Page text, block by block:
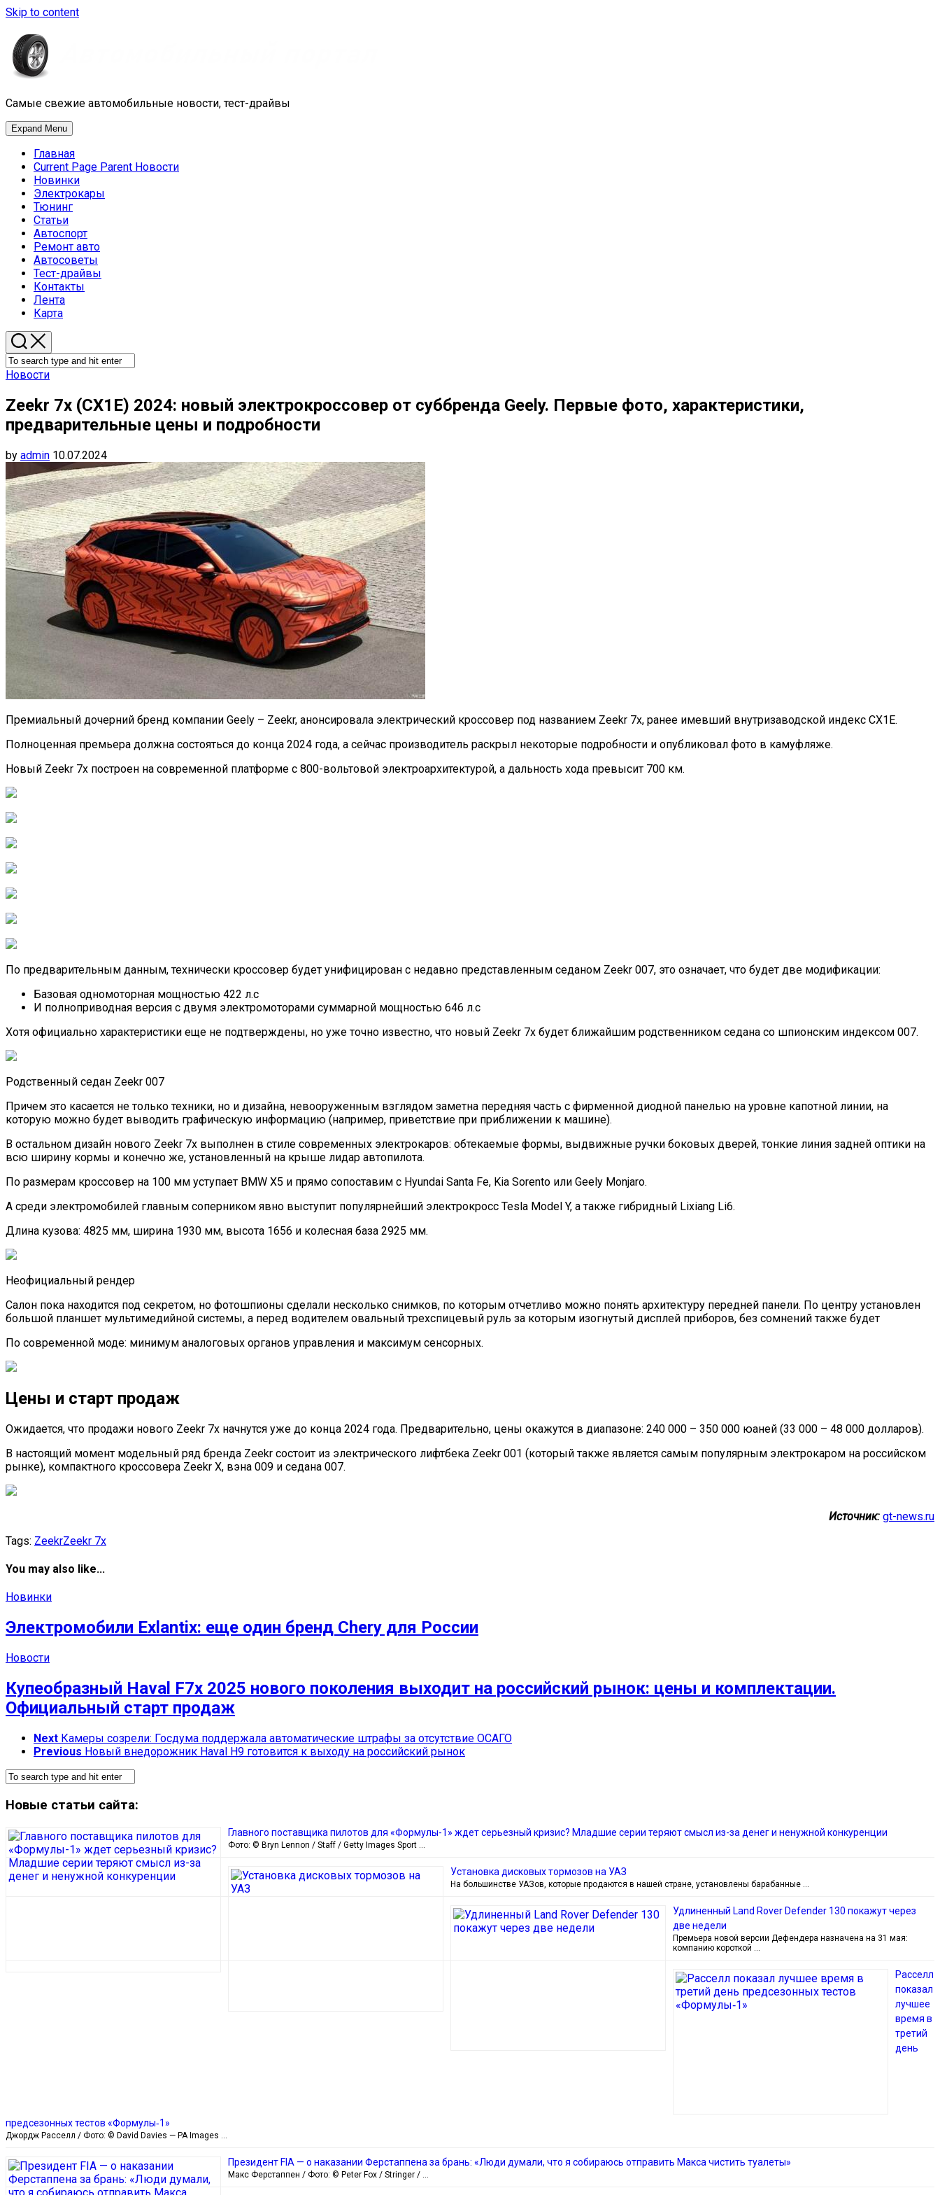
Skip to content
Самые свежие автомобильные новости, тест-драйвы
Expand Menu
Главная
Current Page Parent Новости
Новинки
Электрокары
Тюнинг
Статьи
Автоспорт
Ремонт авто
Автосоветы
Тест-драйвы
Контакты
Лента
Карта
Новости
Zeekr 7x (CX1E) 2024: новый электрокроссовер от суббренда Geely. Первые фото, характеристики,
предварительные цены и подробности
by admin 10.07.2024
Премиальный дочерний бренд компании Geely – Zeekr, анонсировала электрический кроссовер под названием Zeekr 7x, ранее имевший внутризаводской индекс CX1E.
Полноценная премьера должна состояться до конца 2024 года, а сейчас производитель раскрыл некоторые подробности и опубликовал фото в камуфляже.
Новый Zeekr 7x построен на современной платформе с 800-вольтовой электроархитектурой, а дальность хода превысит 700 км.
По предварительным данным, технически кроссовер будет унифицирован с недавно представленным седаном Zeekr 007, это означает, что будет две модификации:
Базовая одномоторная мощностью 422 л.с
И полноприводная версия с двумя электромоторами суммарной мощностью 646 л.с
Хотя официально характеристики еще не подтверждены, но уже точно известно, что новый Zeekr 7x будет ближайшим родственником седана со шпионским индексом 007.
Родственный седан Zeekr 007
Причем это касается не только техники, но и дизайна, невооруженным взглядом заметна передняя часть с фирменной диодной панелью на уровне капотной линии, на
которую можно будет выводить графическую информацию (например, приветствие при приближении к машине).
В остальном дизайн нового Zeekr 7x выполнен в стиле современных электрокаров: обтекаемые формы, выдвижные ручки боковых дверей, тонкие линия задней оптики на
всю ширину кормы и конечно же, установленный на крыше лидар автопилота.
По размерам кроссовер на 100 мм уступает BMW X5 и прямо сопоставим с Hyundai Santa Fe, Kia Sorento или Geely Monjaro.
А среди электромобилей главным соперником явно выступит популярнейший электрокросс Tesla Model Y, а также гибридный Lixiang Li6.
Длина кузова: 4825 мм, ширина 1930 мм, высота 1656 и колесная база 2925 мм.
Неофициальный рендер
Салон пока находится под секретом, но фотошпионы сделали несколько снимков, по которым отчетливо можно понять архитектуру передней панели. По центру установлен
большой планшет мультимедийной системы, а перед водителем овальный трехспицевый руль за которым изогнутый дисплей приборов, без сомнений также будет
По современной моде: минимум аналоговых органов управления и максимум сенсорных.
Цены и старт продаж
Ожидается, что продажи нового Zeekr 7x начнутся уже до конца 2024 года. Предварительно, цены окажутся в диапазоне: 240 000 – 350 000 юаней (33 000 – 48 000 долларов).
В настоящий момент модельный ряд бренда Zeekr состоит из электрического лифтбека Zeekr 001 (который также является самым популярным электрокаром на российском
рынке), компактного кроссовера Zeekr X, вэна 009 и седана 007.
Источник: gt-news.ru
Tags: ZeekrZeekr 7x
You may also like...
Новинки
Электромобили Exlantix: еще один бренд Chery для России
Новости
Купеобразный Haval F7x 2025 нового поколения выходит на российский рынок: цены и комплектации.
Официальный старт продаж
Next Камеры созрели: Госдума поддержала автоматические штрафы за отсутствие ОСАГО
Previous Новый внедорожник Haval H9 готовится к выходу на российский рынок
Новые статьи сайта:
Главного поставщика пилотов для «Формулы-1» ждет серьезный кризис? Младшие серии теряют смысл из-за денег и ненужной конкуренции
Фото: © Bryn Lennon / Staff / Getty Images Sport …
Установка дисковых тормозов на УАЗ
На большинстве УАЗов, которые продаются в нашей стране, установлены барабанные …
Удлиненный Land Rover Defender 130 покажут через
две недели
Премьера новой версии Дефендера назначена на 31 мая:
компанию короткой …
Расселл
показал
лучшее
время в
третий
день
предсезонных тестов «Формулы‑1»
Джордж Расселл / Фото: © David Davies — PA Images …
Президент FIA — о наказании Ферстаппена за брань: «Люди думали, что я собираюсь отправить Макса чистить туалеты»
Макс Ферстаппен / Фото: © Peter Fox / Stringer / …